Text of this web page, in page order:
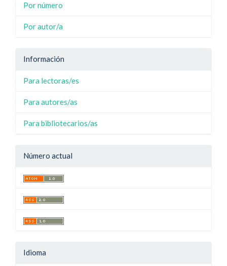
Por número
Por autor/a
Información
Para lectoras/es
Para autores/as
Para bibliotecarios/as
Número actual
Idioma